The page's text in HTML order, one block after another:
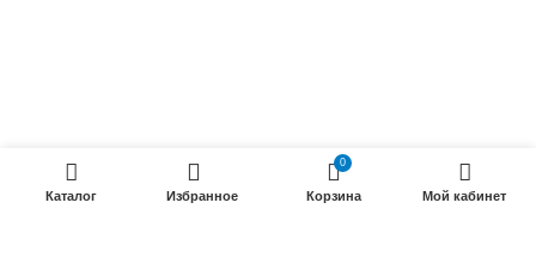
Каталог Избранное
0
Корзина Мой кабинет